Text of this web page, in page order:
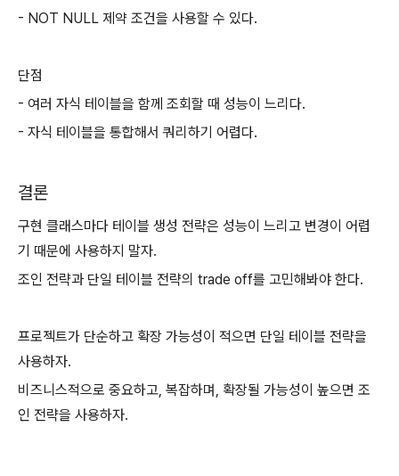
- NOT NULL 제약 조건을 사용할 수 있다.
단점
- 여러 자식 테이블을 함께 조회할 때 성능이 느리다.
- 자식 테이블을 통합해서 쿼리하기 어렵다.
결론
구현 클래스마다 테이블 생성 전략은 성능이 느리고 변경이 어렵
기 때문에 사용하지 말자.
조인 전략과 단일 테이블 전략의 trade off를 고민해봐야 한다.
프로젝트가 단순하고 확장 가능성이 적으면 단일 테이블 전략을
사용하자.
비즈니스적으로 중요하고, 복잡하며, 확장될 가능성이 높으면 조
인 전략을 사용하자.